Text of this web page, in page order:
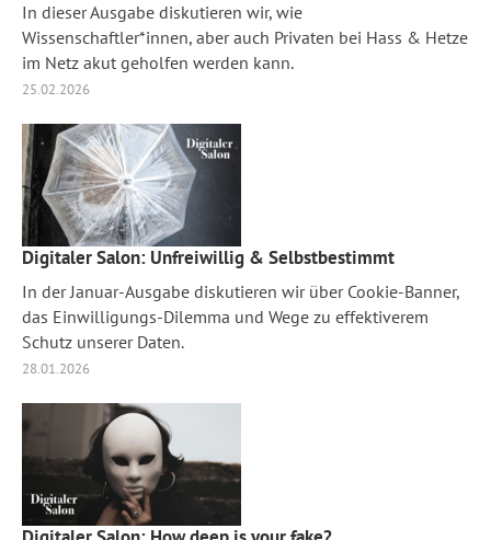
In dieser Ausgabe diskutieren wir, wie
Wissenschaftler*innen, aber auch Privaten bei Hass & Hetze
im Netz akut geholfen werden kann.
25.02.2026
Digitaler Salon: Unfreiwillig & Selbstbestimmt
In der Januar-Ausgabe diskutieren wir über Cookie-Banner,
das Einwilligungs-Dilemma und Wege zu effektiverem
Schutz unserer Daten.
28.01.2026